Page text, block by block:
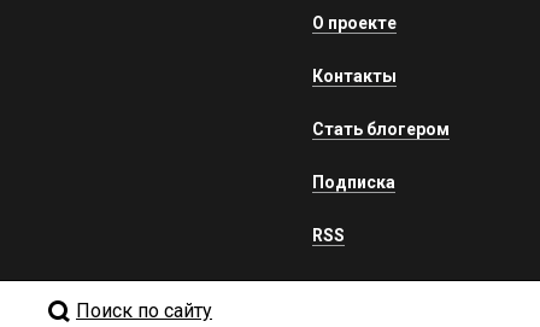
О проекте
Контакты
Стать блогером
Подписка
RSS
Поиск по сайту